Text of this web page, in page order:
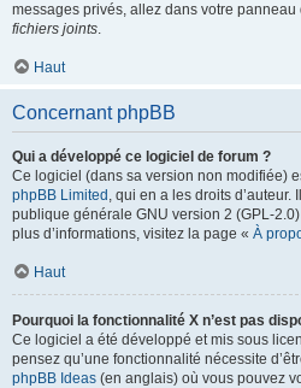
messages privés, allez dans votre panneau
fichiers joints.
Haut
Concernant phpBB
Qui a développé ce logiciel de forum ?
Ce logiciel (dans sa version non modifiée)
phpBB Limited , qui en a les droits
publique générale GNU version 2 (GPL-
plus d’informations, visitez la page « À
Haut
Pourquoi la fonctionnalité X n’est pas
Ce logiciel a été développé et mis sous
pensez qu’une fonctionnalité nécessite
phpBB Ideas (en anglais) où vous pouvez